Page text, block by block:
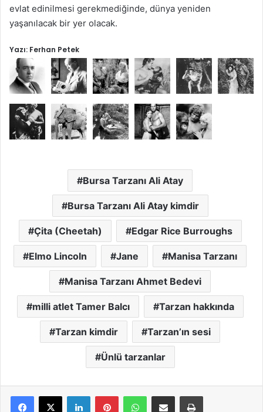
evlat edinilmesi gerekmediğinde, dünya yeniden
yaşanılacak bir yer olacak.
Yazı: Ferhan Petek
Bursa Tarzanı Ali Atay
Bursa Tarzanı Ali Atay kimdir
Çita (Cheetah) Edgar Rice Burroughs
Elmo Lincoln Jane Manisa Tarzanı
Manisa Tarzanı Ahmet Bedevi
milli atlet Tamer Balcı Tarzan hakkında
Tarzan kimdir Tarzan’ın sesi
Ünlü tarzanlar